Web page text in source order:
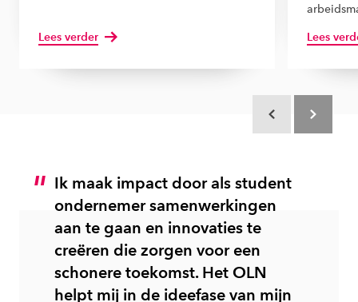
Lees verder Lees
Ik maak impact door als student
ondernemer samenwerkingen
aan te gaan en innovaties te
creëren die zorgen voor een
schonere toekomst. Het OLN
helpt mij in de ideefase van mijn